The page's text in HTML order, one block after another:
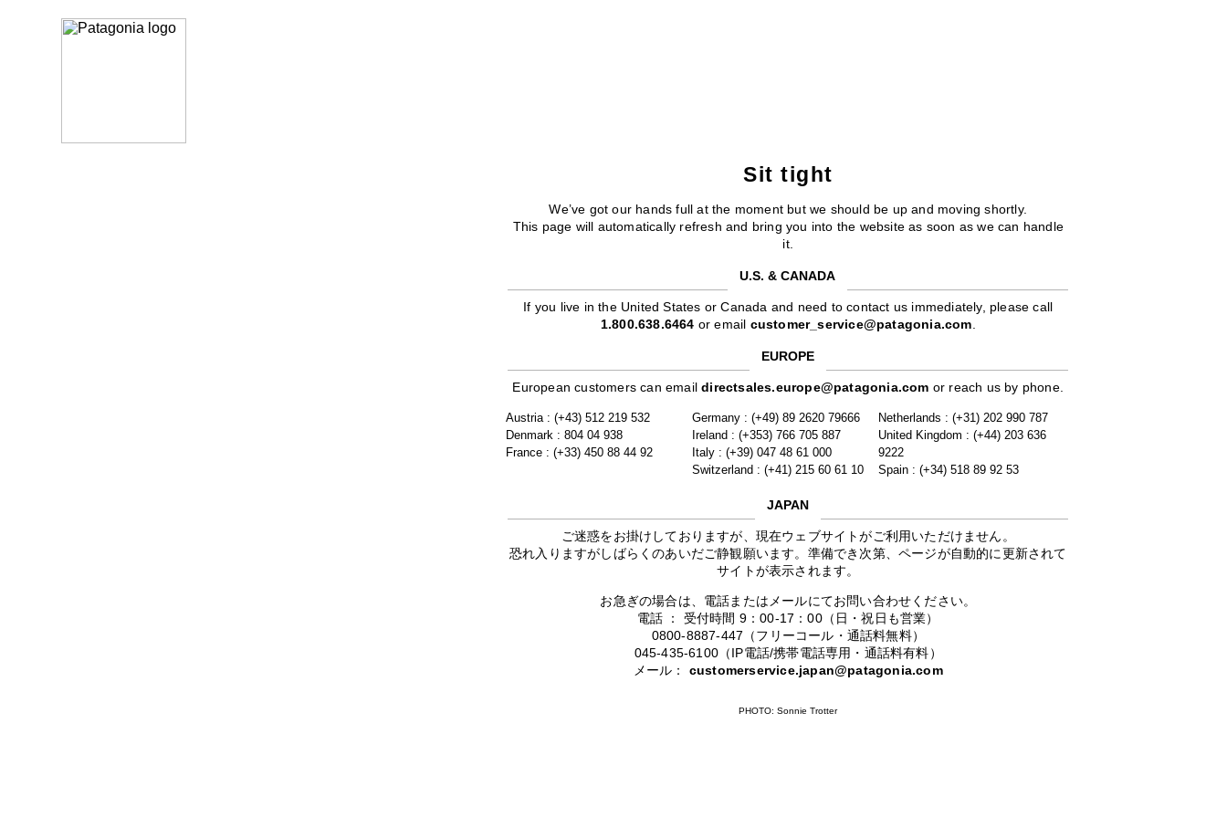
Sit tight
We’ve got our hands full at the moment but we should be up and moving shortly.
This page will automatically refresh and bring you into the website as soon as we can handle
it.
U.S. & CANADA
If you live in the United States or Canada and need to contact us immediately, please call
1.800.638.6464 or email customer_service@patagonia.com.
EUROPE
European customers can emaildirectsales.europe@patagonia.com or reach us by phone.
Austria : (+43) 512 219 532
Denmark : 804 04 938
France : (+33) 450 88 44 92
Germany : (+49) 89 2620 79666
Ireland : (+353) 766 705 887
Italy : (+39) 047 48 61 000
Switzerland : (+41) 215 60 61 10
Netherlands : (+31) 202 990 787
United Kingdom : (+44) 203 636
9222
Spain : (+34) 518 89 92 53
JAPAN
ご迷惑をお掛けしておりますが、現在ウェブサイトがご利用いただけません。
恐れ入りますがしばらくのあいだご静観願います。準備でき次第、ページが自動的に更新されて
サイトが表示されます。
お急ぎの場合は、電話またはメールにてお問い合わせください。
電話 ： 受付時間 9：00-17：00（日・祝日も営業）
0800-8887-447（フリーコール・通話料無料）
045-435-6100（IP電話/携帯電話専用・通話料有料）
メール： customerservice.japan@patagonia.com
PHOTO: Sonnie Trotter